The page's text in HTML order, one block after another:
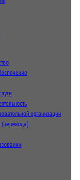
организации